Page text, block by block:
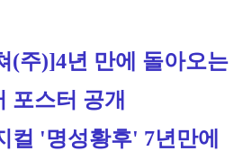
(주)]4년 만에 돌아오는
포스터 공개
컬 '명성황후' 7년만에